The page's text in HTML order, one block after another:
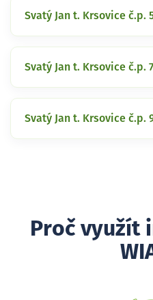
Svatý Jan t. Krsovice č.p.
Svatý Jan t. Krsovice č.p. 7
Svatý Jan t. Krsovice č.p.
Proč využít